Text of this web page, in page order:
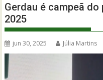
Gerdau é campeã
2025
jun 30, 2025 Júlia Martins